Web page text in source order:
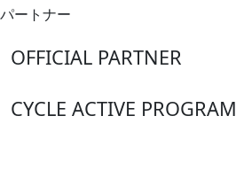
パートナー
OFFICIAL PARTNER
CYCLE ACTIVE PROGRAM